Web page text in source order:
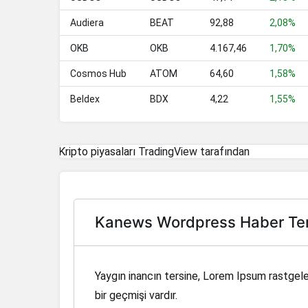
Gram (prev. Toncoin)
LTC
Global Dollar
Canton
Hedera HBAR
Institutional Digital Liquidity
Audiera BEAT 92,88 2,08%
OKB OKB 4.167,46 1,70%
Cosmos Hub ATOM 64,60 1,58%
Beldex BDX 4,22 1,55%
Kripto piyasaları TradingView tarafından
Kanews Wordpress Haber
Yaygın inancın tersine, Lorem Ipsum
bir geçmişi vardır.